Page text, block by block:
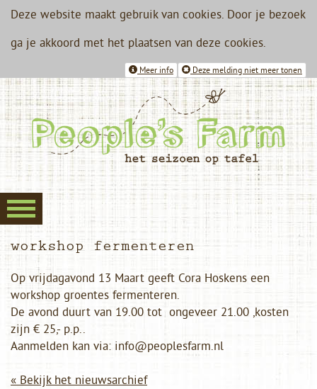
Deze website maakt gebruik van cookies. Door je bezoek
ga je akkoord met het plaatsen van deze cookies.
Deze melding niet meer tonen
Meer info
workshop fermenteren
Op vrijdagavond 13 Maart geeft Cora Hoskens een
workshop groentes fermenteren.
De avond duurt van 19.00 tot ongeveer 21.00 ,kosten
zijn € 25,- p.p..
Aanmelden kan via: info@peoplesfarm.nl
« Bekijk het nieuwsarchief